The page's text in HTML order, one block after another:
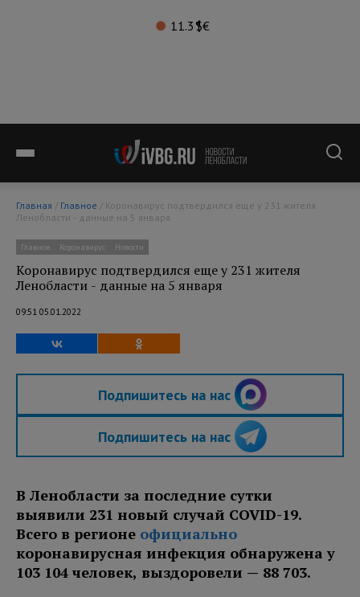
11.3°$€
Главная / Главное
Ленобласти - данные на 5 января
Главное Коронавирус Новости
Коронавирус подтвердился еще у 231 жителя
Ленобласти - данные на 5 января
09:51 05.01.2022
Подпишитесь на нас
Подпишитесь на нас
В Ленобласти за последние сутки
выявили 231 новый случай COVID-19.
Всего в регионе официально
коронавирусная инфекция обнаружена у
103 104 человек, выздоровели — 88 703.